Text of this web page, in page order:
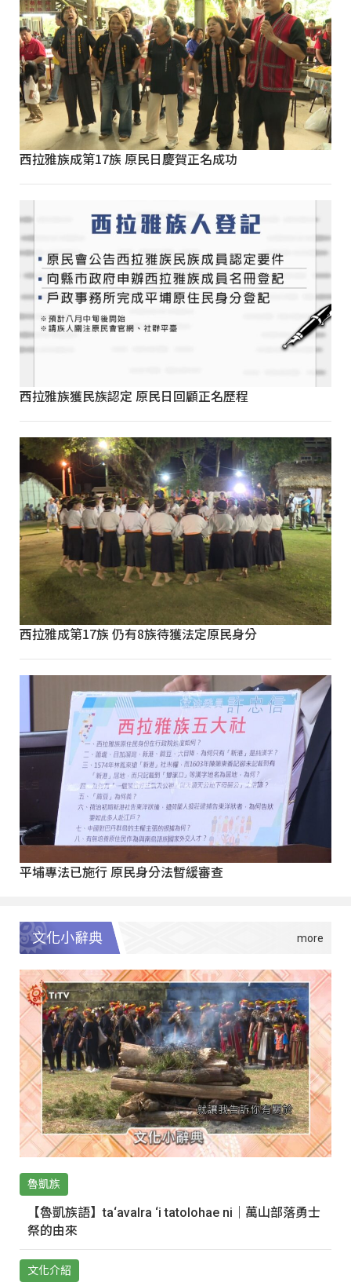
西拉雅族成第17族 原民日慶賀正名成功
西拉雅族獲民族認定 原民日回顧正名歷程
西拉雅成第17族 仍有8族待獲法定原民身分
平埔專法已施行 原民身分法暫緩審查
文化小辭典
魯凱族
【魯凱族語】ta‘avalra ‘i tatolohae ni｜萬山部落勇士
祭的由來
文化介紹